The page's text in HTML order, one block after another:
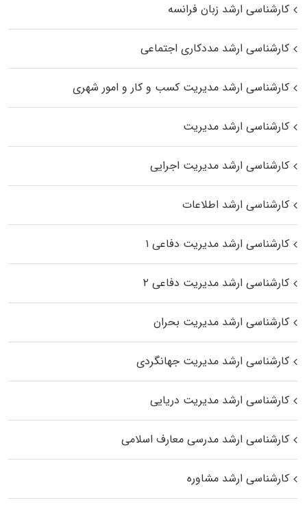
کارشناسی ارشد زبان فرانسه
کارشناسی ارشد مددکاری اجتماعی
کارشناسی ارشد مدیریت کسب و کار و امور شهری
کارشناسی ارشد مدیریت
کارشناسی ارشد مدیریت اجرایی
کارشناسی ارشد اطلاعات
کارشناسی ارشد مدیریت دفاعی ۱
کارشناسی ارشد مدیریت دفاعی ۲
کارشناسی ارشد مدیریت بحران
کارشناسی ارشد مدیریت جهانگردی
کارشناسی ارشد مدیریت دریایی
کارشناسی ارشد مدرسی معارف اسلامی
کارشناسی ارشد مشاوره